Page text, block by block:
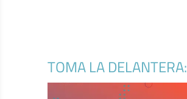
TOMA LA DELANTERA: